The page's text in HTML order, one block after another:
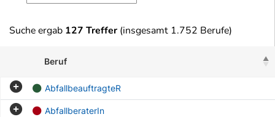
Suche ergab 127 Treffer (insgesamt 1.752 Berufe)
Beruf
AbfallbeauftragteR
AbfallberaterIn